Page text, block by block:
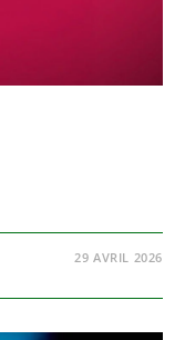
29 AVRIL 2026